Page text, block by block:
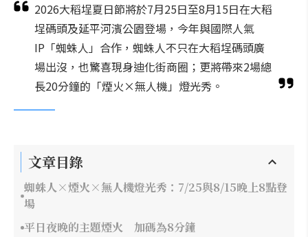
2026大稻埕夏日節將於7月25日至8月15日在大稻
埕碼頭及延平河濱公園登場，今年與國際人氣
IP「蜘蛛人」合作，蜘蛛人不只在大稻埕碼頭廣
場出沒，也驚喜現身迪化街商圈；更將帶來2場總
長20分鐘的「煙火×無人機」燈光秀。
文章目錄
蜘蛛人×煙火×無人機燈光秀：7/25與8/15晚上8點登
場
平日夜晚的主題煙火 加碼為8分鐘